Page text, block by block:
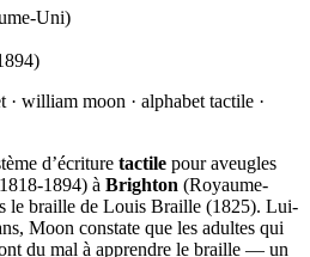
Uni)
· william moon · alphabet tactile ·
d’écriture tactile pour aveugles
1894) à Brighton (Royaume-
le braille de Louis Braille (1825). Lui-
Moon constate que les adultes qui
du mal à apprendre le braille — un